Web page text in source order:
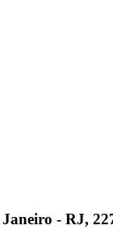
- RJ,